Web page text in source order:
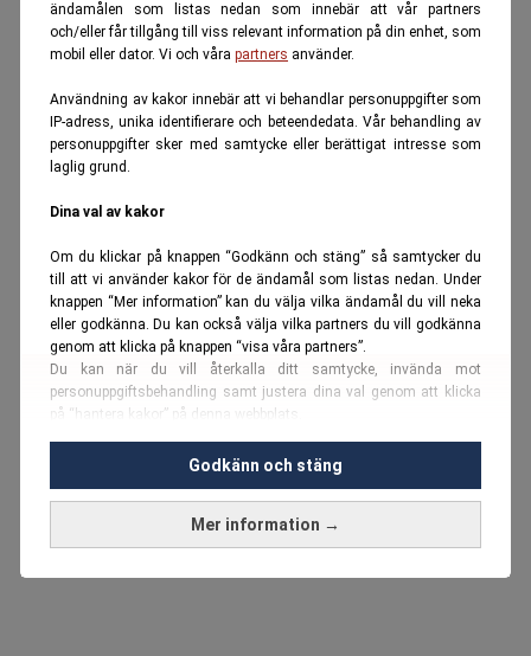
ändamålen som listas nedan som innebär att vår partners
och/eller får tillgång till viss relevant information på din enhet, som
mobil eller dator. Vi och våra partners använder.
Användning av kakor innebär att vi behandlar personuppgifter som
IP-adress, unika identifierare och beteendedata. Vår behandling av
personuppgifter sker med samtycke eller berättigat intresse som
laglig grund.
Dina val av kakor
Om du klickar på knappen “Godkänn och stäng” så samtycker du
till att vi använder kakor för de ändamål som listas nedan. Under
knappen “Mer information” kan du välja vilka ändamål du vill neka
eller godkänna. Du kan också välja vilka partners du vill godkänna
genom att klicka på knappen “visa våra partners”.
Du kan när du vill återkalla ditt samtycke, invända mot
personuppgiftsbehandling samt justera dina val genom att klicka
på “hantera kakor” på denna webbplats.
Du kan fördjupa dig ytterligare i vårcookie-policy
Vi använder kakor och personuppgifter för dessa syften:
Nödvändiga cookies och liknande tekniker, anpassning av
Mer information →
Godkänn och stäng